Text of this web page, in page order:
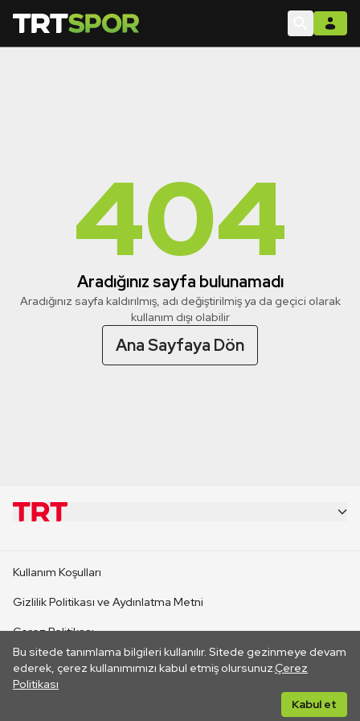
404
Aradığınız sayfa bulunamadı
Aradığınız sayfa kaldırılmış, adı değiştirilmiş ya da geçici olarak
kullanım dışı olabilir
Ana Sayfaya Dön
Bu sitede tanımlama bilgileri kullanılır. Sitede gezinmeye devam
ederek, çerez kullanımımızı kabul etmiş olursunuz.Çerez
Politikası
Kabul et
CANLI YAYINLAR
Kullanım Koşulları
Gizlilik Politikası ve Aydınlatma Metni
Çerez Politikası
İletişim
Her hakkı saklıdır. ©2026 TRT. Bağlantı yoluyla gidilen dış